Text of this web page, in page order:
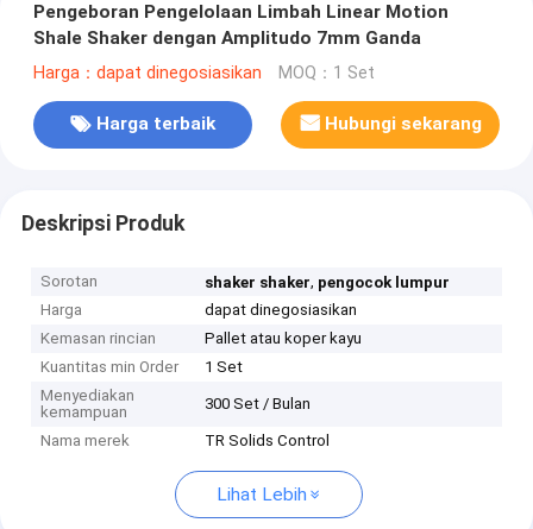
Pengeboran Pengelolaan Limbah Linear Motion
Shale Shaker dengan Amplitudo 7mm Ganda
Harga：dapat dinegosiasikan MOQ：1 Set
Harga terbaik Hubungi sekarang
Deskripsi Produk
Sorotan shaker shaker, pengocok lumpur
Harga
dapat dinegosiasikan
Kemasan rincian
Pallet atau koper kayu
Kuantitas min Order
1 Set
Menyediakan
kemampuan
300 Set / Bulan
Nama merek TR Solids Control
Lihat Lebih